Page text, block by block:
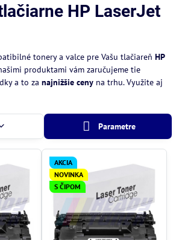
HP LaserJet
tonery a valce pre Vašu tlačiareň HP
produktami vám zaručujeme tie
a to za najnižšie ceny na trhu. Využite aj
Parametre
AKCIA
NOVINKA
S ČIPOM